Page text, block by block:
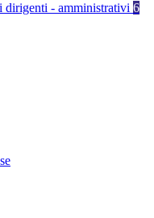
dirigenti - amministrativi 6